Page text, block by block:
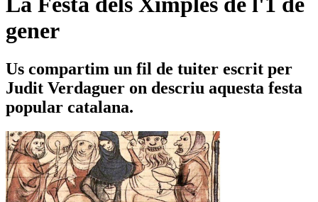
gener
Us compartim un fil de tuiter escrit per
Judit Verdaguer on descriu aquesta festa
popular catalana.